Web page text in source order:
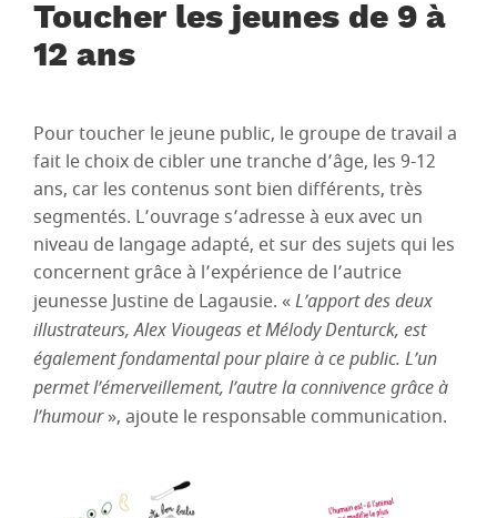
Toucher les jeunes de 9 à
12 ans
Pour toucher le jeune public, le groupe de travail a
fait le choix de cibler une tranche d’âge, les 9-12
ans, car les contenus sont bien différents, très
segmentés. L’ouvrage s’adresse à eux avec un
niveau de langage adapté, et sur des sujets qui les
concernent grâce à l’expérience de l’autrice
jeunesse Justine de Lagausie. «L’apport des deux
illustrateurs, Alex Viougeas et Mélody Denturck, est
également fondamental pour plaire à ce public. L’un
permet l’émerveillement, l’autre la connivence grâce à
l’humour», ajoute le responsable communication.